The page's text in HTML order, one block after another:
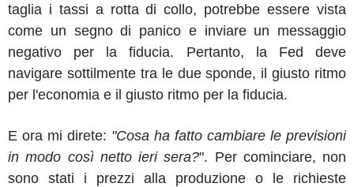
taglia i tassi a rotta di collo, potrebbe essere vista
come un segno di panico e inviare un messaggio
negativo per la fiducia. Pertanto, la Fed deve
navigare sottilmente tra le due sponde, il giusto ritmo
per l'economia e il giusto ritmo per la fiducia.
E ora mi direte: "Cosa ha fatto cambiare le previsioni
in modo così netto ieri sera?". Per cominciare, non
sono stati i prezzi alla produzione o le richieste